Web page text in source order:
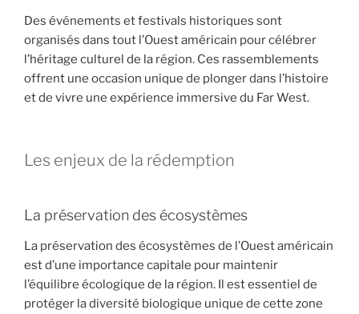
Des événements et festivals historiques sont
organisés dans tout l’Ouest américain pour célébrer
l’héritage culturel de la région. Ces rassemblements
offrent une occasion unique de plonger dans l’histoire
et de vivre une expérience immersive du Far West.
Les enjeux de la rédemption
La préservation des écosystèmes
La préservation des écosystèmes de l’Ouest américain
est d’une importance capitale pour maintenir
l’équilibre écologique de la région. Il est essentiel de
protéger la diversité biologique unique de cette zone